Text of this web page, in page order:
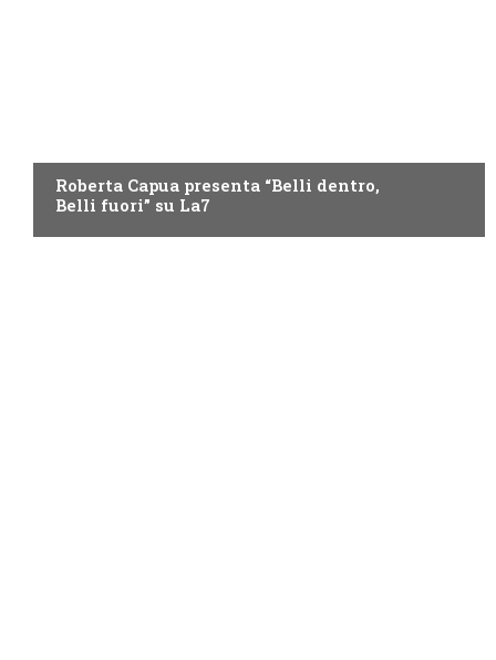
Roberta Capua presenta “Belli dentro,
Belli fuori” su La7